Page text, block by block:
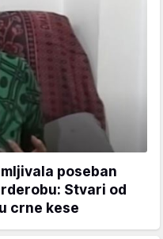
poseban
Stvari od
crne kese